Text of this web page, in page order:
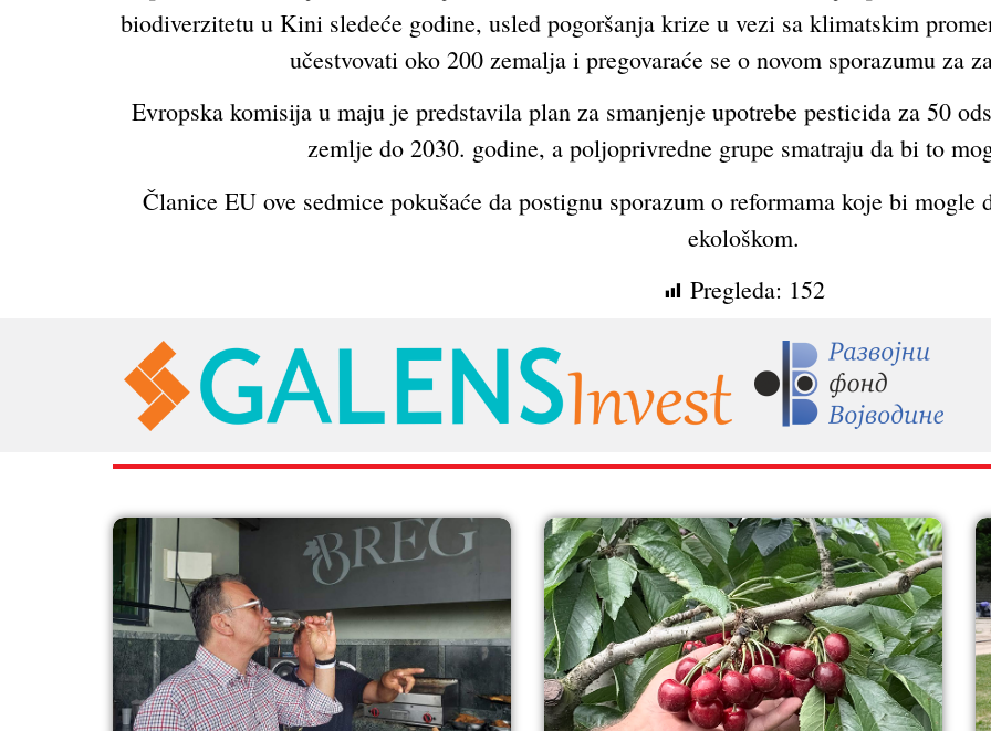
biodiverzitetu u Kini sledeće godine, usled pogoršanja krize u vezi sa klimatskim
učestvovati oko 200 zemalja i pregovaraće se o novom sporazumu za
Evropska komisija u maju je predstavila plan za smanjenje upotrebe pesticida za 50
zemlje do 2030. godine, a poljoprivredne grupe smatraju da bi to
Članice EU ove sedmice pokušaće da postignu sporazum o reformama koje bi
ekološkom.
Pregleda: 152
RAZNO